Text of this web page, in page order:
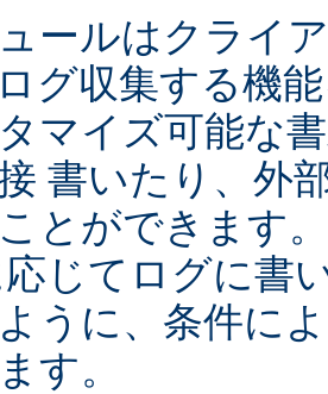
ールはクライ
グ収集する機
マイズ可能な
書いたり、外
とができます
じてログに書
うに、条件に
す。